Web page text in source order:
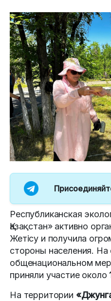
Республиканская
Қазақстан» активно
Жетісу и получила
стороны населения.
общенациональном
приняли участие около
На территории